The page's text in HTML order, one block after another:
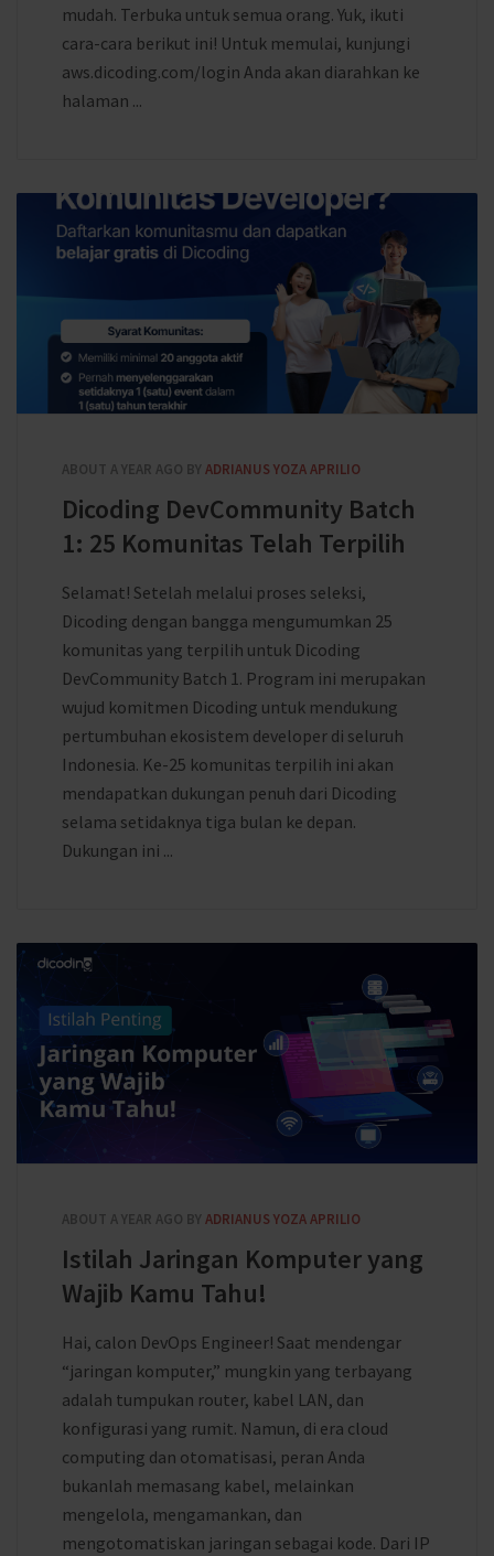
mudah. Terbuka untuk semua orang. Yuk, ikuti
cara-cara berikut ini! Untuk memulai, kunjungi
aws.dicoding.com/login Anda akan diarahkan ke
halaman ...
ABOUT A YEAR AGO BY ADRIANUS YOZA APRILIO
Dicoding DevCommunity Batch
1: 25 Komunitas Telah Terpilih
Selamat! Setelah melalui proses seleksi,
Dicoding dengan bangga mengumumkan 25
komunitas yang terpilih untuk Dicoding
DevCommunity Batch 1. Program ini merupakan
wujud komitmen Dicoding untuk mendukung
pertumbuhan ekosistem developer di seluruh
Indonesia. Ke-25 komunitas terpilih ini akan
mendapatkan dukungan penuh dari Dicoding
selama setidaknya tiga bulan ke depan.
Dukungan ini ...
ABOUT A YEAR AGO BY ADRIANUS YOZA APRILIO
Istilah Jaringan Komputer yang
Wajib Kamu Tahu!
Hai, calon DevOps Engineer! Saat mendengar
“jaringan komputer,” mungkin yang terbayang
adalah tumpukan router, kabel LAN, dan
konfigurasi yang rumit. Namun, di era cloud
computing dan otomatisasi, peran Anda
bukanlah memasang kabel, melainkan
mengelola, mengamankan, dan
mengotomatiskan jaringan sebagai kode. Dari IP